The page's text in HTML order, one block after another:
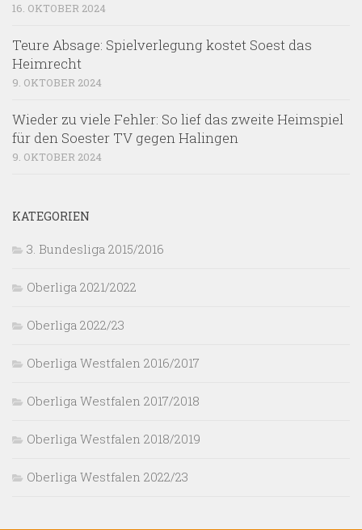
16. OKTOBER 2024
Teure Absage: Spielverlegung kostet Soest das
Heimrecht
9. OKTOBER 2024
Wieder zu viele Fehler: So lief das zweite Heimspiel
für den Soester TV gegen Halingen
9. OKTOBER 2024
KATEGORIEN
3. Bundesliga 2015/2016
Oberliga 2021/2022
Oberliga 2022/23
Oberliga Westfalen 2016/2017
Oberliga Westfalen 2017/2018
Oberliga Westfalen 2018/2019
Oberliga Westfalen 2022/23